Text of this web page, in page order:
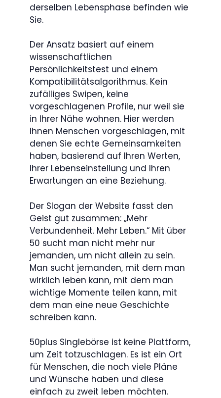
derselben Lebensphase befinden wie
Sie.
Der Ansatz basiert auf einem
wissenschaftlichen
Persönlichkeitstest und einem
Kompatibilitätsalgorithmus. Kein
zufälliges Swipen, keine
vorgeschlagenen Profile, nur weil sie
in Ihrer Nähe wohnen. Hier werden
Ihnen Menschen vorgeschlagen, mit
denen Sie echte Gemeinsamkeiten
haben, basierend auf Ihren Werten,
Ihrer Lebenseinstellung und Ihren
Erwartungen an eine Beziehung.
Der Slogan der Website fasst den
Geist gut zusammen: „Mehr
Verbundenheit. Mehr Leben.“ Mit über
50 sucht man nicht mehr nur
jemanden, um nicht allein zu sein.
Man sucht jemanden, mit dem man
wirklich leben kann, mit dem man
wichtige Momente teilen kann, mit
dem man eine neue Geschichte
schreiben kann.
50plus Singlebörse ist keine Plattform,
um Zeit totzuschlagen. Es ist ein Ort
für Menschen, die noch viele Pläne
und Wünsche haben und diese
einfach zu zweit leben möchten.